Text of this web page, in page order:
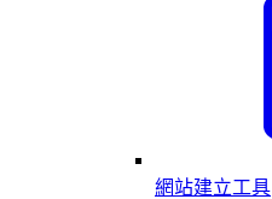
網站建立工具